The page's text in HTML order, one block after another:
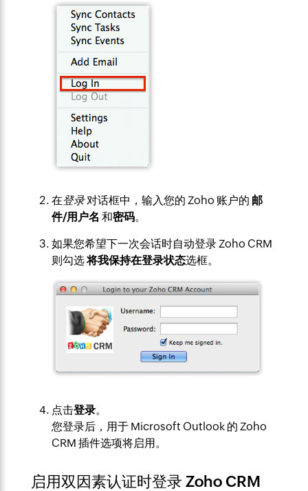
在登录对话框中，输入您的 Zoho 账户的 邮
件/用户名 和密码。
如果您希望下一次会话时自动登录 Zoho CRM
则勾选将我保持在登录状态选框。
点击登录。
您登录后，用于 Microsoft Outlook 的 Zoho
CRM 插件选项将启用。
启用双因素认证时登录 Zoho CRM